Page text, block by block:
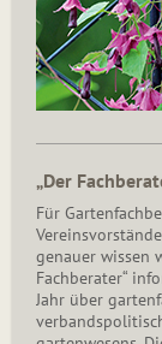
„Der
Für
genauer wissen
Fachberater“
Jahr über